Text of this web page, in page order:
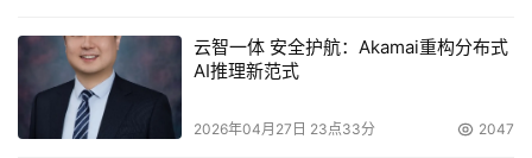
云智一体 安全护航：Akamai重构分布式
AI推理新范式
2026年04月27日 23点33分 2047